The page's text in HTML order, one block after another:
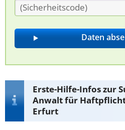
Erste-Hilfe-Infos zur
Anwalt für
Erfurt